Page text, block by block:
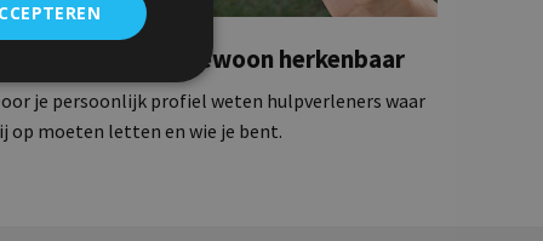
bent nu buitengewoon herkenbaar
je persoonlijk profiel weten hulpverleners waar
op moeten letten en wie je bent.